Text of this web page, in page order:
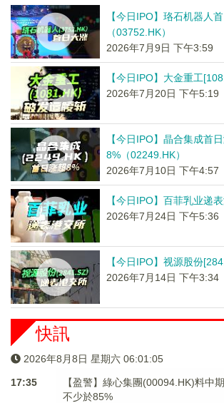
【今日IPO】珞石机器人
（03752.HK）
2026年7月9日 下午3:59
【今日IPO】大金重工
2026年7月20日 下午5:19
【今日IPO】晶合集成首
8%（02249.HK）
2026年7月10日 下午4:57
【今日IPO】百菲乳业递
2026年7月24日 下午5:36
【今日IPO】视源股份
2026年7月14日 下午3:34
快訊
2026年8月8日 星期六 06:01:05
17:35
【盈警】綠心集團(00094.HK)料中
不少於85%